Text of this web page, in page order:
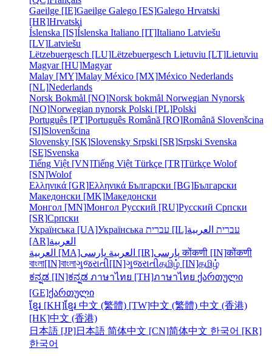
Gaeilge [IE]Gaeilge Galego [ES]Galego Hrvatski
[HR]Hrvatski
Íslenska [IS]Íslenska Italiano [IT]Italiano Latviešu
[LV]Latviešu
Lëtzebuergesch [LU]Lëtzebuergesch Lietuviu [LT]Lietuviu
Magyar [HU]Magyar
Malay [MY]Malay México [MX]México Nederlands
[NL]Nederlands
Norsk Bokmål [NO]Norsk bokmål Norwegian Nynorsk
[NO]Norwegian nynorsk Polski [PL]Polski
Português [PT]Português Română [RO]Română Slovenšcina
[SI]Slovenšcina
Slovensky [SK]Slovensky Srpski [SR]Srpski Svenska
[SE]Svenska
Tiếng Việt [VN]Tiếng Việt Türkçe [TR]Türkçe Wolof
[SN]Wolof
Ελληνικά [GR]Ελληνικά Български [BG]Български
Македонски [MK]Македонски
Монгол [MN]Монгол Русский [RU]Русский Српски
[SR]Српски
Українська [UA]Українська עברית [IL] עברית العربية
[AR]العربية
العربية [MA]
العربية پارسی [IR] پارسیकोंकणी [IN]कोंकणी
বাংলা[IN]বাংলাગુજરાતી[IN]ગુજરાતીதமிழ் [IN]தமிழ்
ಕನ್ನಡ [IN]ಕನ್ನಡ ภาษาไทย [TH]ภาษาไทย ქართული
[GE]ქართული
ខ្មែរ [KH]ខ្មែរ 中文 (繁體) [TW]中文 (繁體) 中文 (香港)
[HK]中文 (香港)
日本語 [JP]日本語 简体中文 [CN]简体中文 한국어 [KR]
한국어